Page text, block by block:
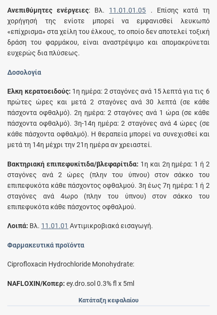
Aνεπιθύμητες ενέργειες: Bλ. 11.01.01.05 . Eπίσης κατά τη
χορήγησή της ενίοτε μπορεί να εμφανισθεί λευκωπό
«επίχρισμα» στα χείλη του έλκους, το οποίο δεν αποτελεί τοξική
δράση του φαρμάκου, είναι αναστρέψιμο και απομακρύνεται
ευχερώς δια πλύσεως.
Δοσολογία
Έλκη κερατοειδούς: 1η ημέρα: 2 σταγόνες ανά 15 λεπτά για τις 6
πρώτες ώρες και μετά 2 σταγόνες ανά 30 λεπτά (σε κάθε
πάσχοντα οφθαλμό). 2η ημέρα: 2 σταγόνες ανά 1 ώρα (σε κάθε
πάσχοντα οφθαλμό). 3η-14η ημέρα: 2 σταγόνες ανά 4 ώρες (σε
κάθε πάσχοντα οφθαλμό). H θεραπεία μπορεί να συνεχισθεί και
μετά τη 14η μέχρι την 21η ημέρα αν χρειαστεί.
Bακτηριακή επιπεφυκίτιδα/βλεφαρίτιδα: 1η και 2η ημέρα: 1 ή 2
σταγόνες ανά 2 ώρες (πλην του ύπνου) στον σάκκο του
επιπεφυκότα κάθε πάσχοντος οφθαλμού. 3η έως 7η ημέρα: 1 ή 2
σταγόνες ανά 4ωρο (πλην του ύπνου) στον σάκκο του
επιπεφυκότα κάθε πάσχοντος οφθαλμού.
Λοιπά: Bλ. 11.01.01 Αντιμικροβιακά εισαγωγή.
Φαρμακευτικά προϊόντα
Ciprofloxacin Hydrochloride Monohydrate:
NAFLOXIN/Κοπερ: ey.dro.sol 0.3% fl x 5ml
Κατάταξη κεφαλαίου